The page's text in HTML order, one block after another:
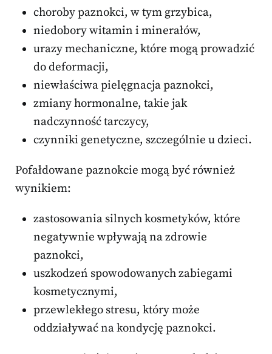
choroby paznokci, w tym grzybica,
niedobory witamin i minerałów,
urazy mechaniczne, które mogą prowadzić
do deformacji,
niewłaściwa pielęgnacja paznokci,
zmiany hormonalne, takie jak
nadczynność tarczycy,
czynniki genetyczne, szczególnie u dzieci.
Pofałdowane paznokcie mogą być również
wynikiem:
zastosowania silnych kosmetyków, które
negatywnie wpływają na zdrowie
paznokci,
uszkodzeń spowodowanych zabiegami
kosmetycznymi,
przewlekłego stresu, który może
oddziaływać na kondycję paznokci.